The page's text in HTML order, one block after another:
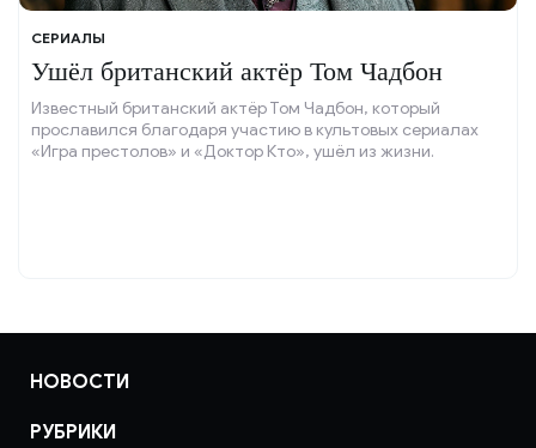
СЕРИАЛЫ
Ушёл британский актёр Том Чадбон
Известный британский актёр Том Чадбон, который
прославился благодаря участию в культовых сериалах
«Игра престолов» и «Доктор Кто», ушёл из жизни.
НОВОСТИ
РУБРИКИ